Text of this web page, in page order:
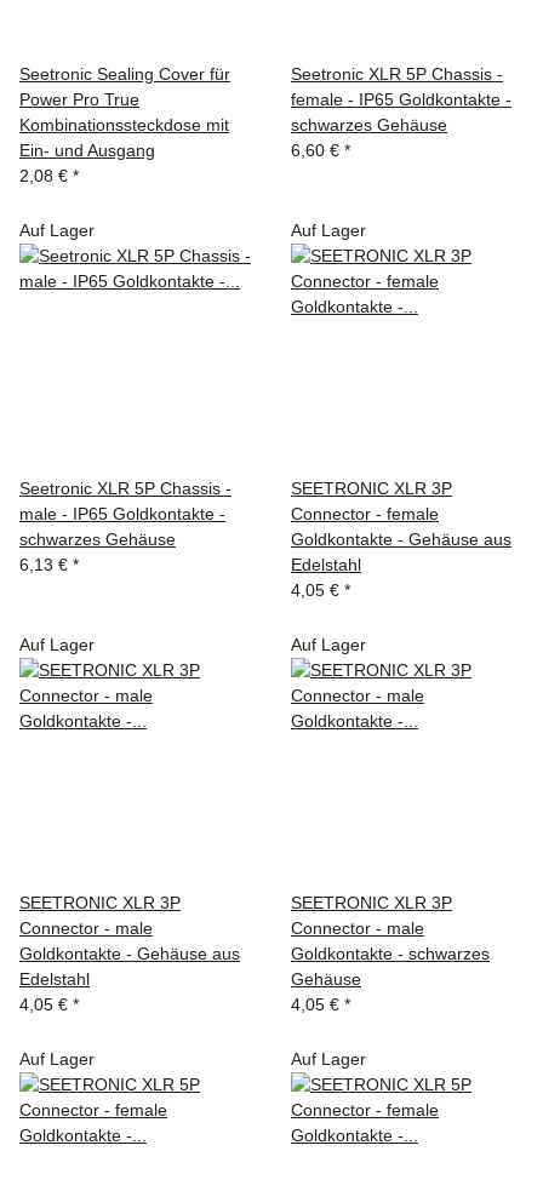
Seetronic Sealing Cover für
Power Pro True
Kombinationssteckdose mit
Ein- und Ausgang
2,08 € *
Seetronic XLR 5P Chassis -
female - IP65 Goldkontakte -
schwarzes Gehäuse
6,60 € *
Auf Lager
Seetronic XLR 5P Chassis -
male - IP65 Goldkontakte -
schwarzes Gehäuse
6,13 € *
Auf Lager
SEETRONIC XLR 3P
Connector - female
Goldkontakte - Gehäuse aus
Edelstahl
4,05 € *
Auf Lager
SEETRONIC XLR 3P
Connector - male
Goldkontakte - Gehäuse aus
Edelstahl
4,05 € *
Auf Lager
SEETRONIC XLR 3P
Connector - male
Goldkontakte - schwarzes
Gehäuse
4,05 € *
Auf Lager Auf Lager